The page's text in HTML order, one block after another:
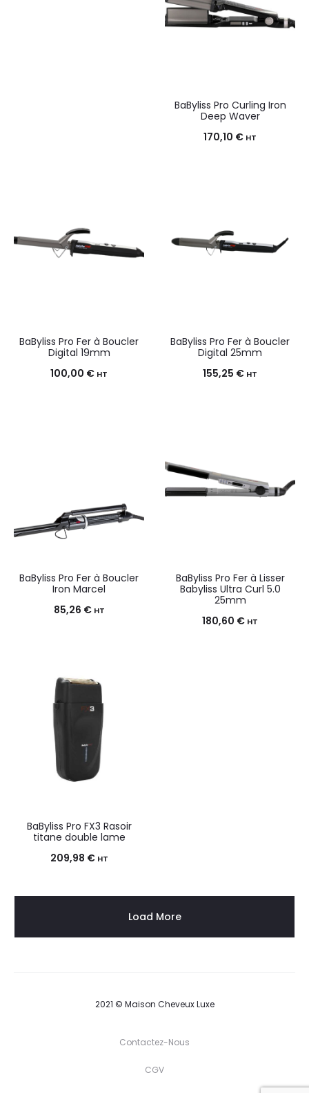
BaByliss Pro Curling Iron
Deep Waver
170,10 € HT
BaByliss Pro Fer à Boucler
Digital 19mm
100,00 € HT
BaByliss Pro Fer à Boucler
Digital 25mm
155,25 € HT
BaByliss Pro Fer à Boucler
Iron Marcel
85,26 € HT
BaByliss Pro Fer à Lisser
Babyliss Ultra Curl 5.0
25mm
180,60 € HT
BaByliss Pro FX3 Rasoir
titane double lame
209,98 € HT
Load More
2021 © Maison Cheveux Luxe
Contactez-Nous
CGV